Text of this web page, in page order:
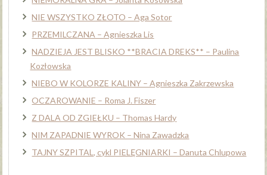
NIE WSZYSTKO ZŁOTO – Aga Sotor
PRZEMILCZANA – Agnieszka Lis
NADZIEJA JEST BLISKO **BRACIA DREKS** – Paulina
Kozłowska
NIEBO W KOLORZE KALINY – Agnieszka Zakrzewska
OCZAROWANIE – Roma J. Fiszer
Z DALA OD ZGIEŁKU – Thomas Hardy
NIM ZAPADNIE WYROK – Nina Zawadzka
TAJNY SZPITAL, cykl PIELĘGNIARKI – Danuta Chlupowa